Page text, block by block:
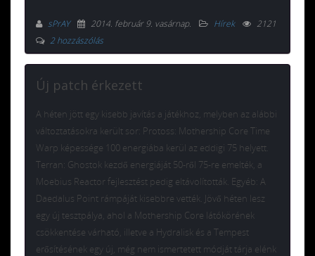
sPrAY 2014. február 9. vasárnap. Hírek
2121
2 hozzászólás
Új patch érkezett
A héten jött egy kisebb javítás a játékhoz, melyben az alábbi
változtatásokra került sor: Protoss: Mothership Core Time
Warp képessége 100 energiába kerül az eddigi 75 helyett.
Terran: Ghostok kezdő energiáját 50-ről 75-re emelték, a
Moebius Reactor fejlesztést pedig eltávolították. Egyéb: A
Daedalus Point rámpáját kisebbre vették. Jövő héten lesz
egy új tesztpálya, ahol a Mothership Core látókörének
csökkentése várható, illetve a Hydralisk és a Tempest
erősítésének egy új, még nem ismertetett módját tárja elénk